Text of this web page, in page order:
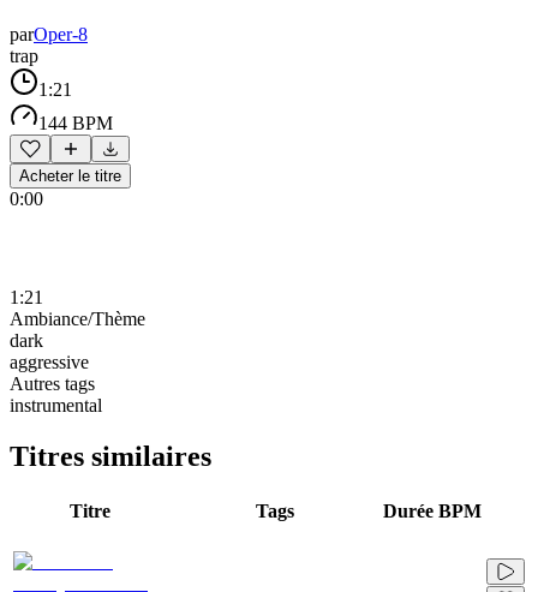
parOper-8
trap
1:21
144 BPM
Acheter le titre
0:00
1:21
Ambiance/Thème
dark
aggressive
Autres tags
instrumental
Titres similaires
Titre Tags Durée BPM